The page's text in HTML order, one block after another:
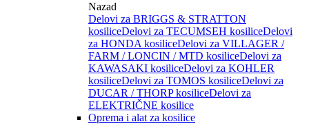
Nazad
Delovi za BRIGGS & STRATTON
kosiliceDelovi za TECUMSEH kosiliceDelovi
za HONDA kosiliceDelovi za VILLAGER /
FARM / LONCIN / MTD kosiliceDelovi za
KAWASAKI kosiliceDelovi za KOHLER
kosiliceDelovi za TOMOS kosiliceDelovi za
DUCAR / THORP kosiliceDelovi za
ELEKTRIČNE kosilice
Oprema i alat za kosilice